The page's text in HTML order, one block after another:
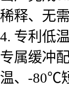
稀释、无
4. 专利低
专属缓冲
温、-80℃